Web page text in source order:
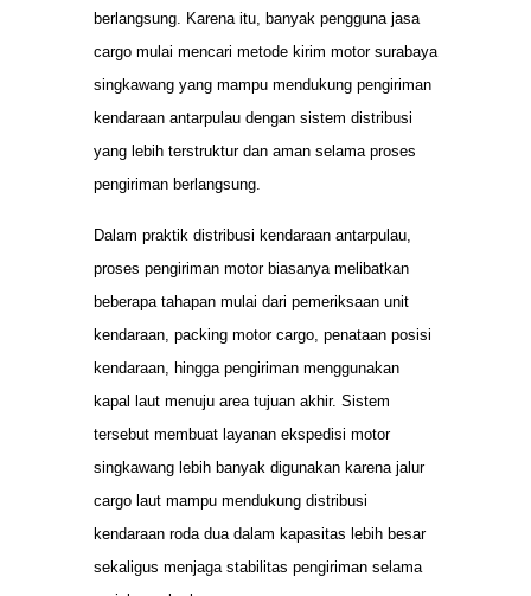
berlangsung. Karena itu, banyak pengguna jasa
cargo mulai mencari metode kirim motor surabaya
singkawang yang mampu mendukung pengiriman
kendaraan antarpulau dengan sistem distribusi
yang lebih terstruktur dan aman selama proses
pengiriman berlangsung.
Dalam praktik distribusi kendaraan antarpulau,
proses pengiriman motor biasanya melibatkan
beberapa tahapan mulai dari pemeriksaan unit
kendaraan, packing motor cargo, penataan posisi
kendaraan, hingga pengiriman menggunakan
kapal laut menuju area tujuan akhir. Sistem
tersebut membuat layanan ekspedisi motor
singkawang lebih banyak digunakan karena jalur
cargo laut mampu mendukung distribusi
kendaraan roda dua dalam kapasitas lebih besar
sekaligus menjaga stabilitas pengiriman selama